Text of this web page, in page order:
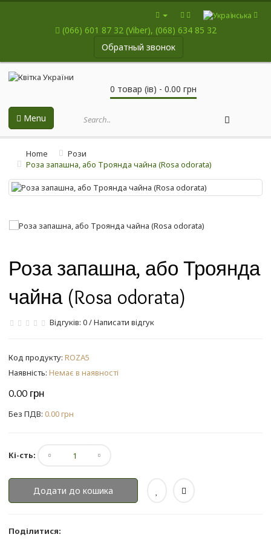
(066) 601 87 32 (Viber), (068) 634 85 32
Обратный звонок
0 товар (ів) - 0.00 грн
Menu
Home
Рози
Роза запашна, або Троянда чайна (Rosa odorata)
Роза запашна, або Троянда
чайна (Rosa odorata)
Відгуків: 0/Написати відгук
Код продукту: ROZA5
Наявність: Немає в наявності
0.00 грн
Без ПДВ: 0.00 грн
Кі-сть:
Додати до кошика
Поділитися: